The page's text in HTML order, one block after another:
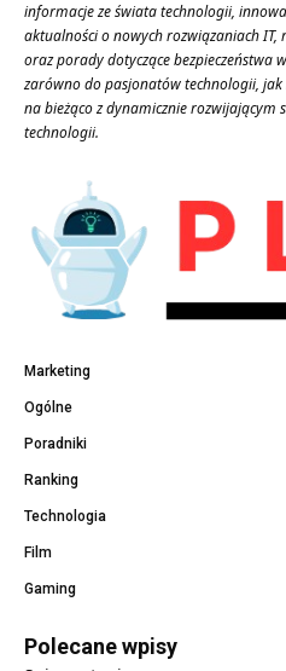
informacje ze świata technologii,
aktualności o nowych rozwiązaniach IT,
oraz porady dotyczące bezpieczeństwa
zarówno do pasjonatów technologii,
na bieżąco z dynamicznie rozwijającym
technologii.
Marketing
Ogólne
Poradniki
Ranking
Technologia
Film
Gaming
Polecane wpisy